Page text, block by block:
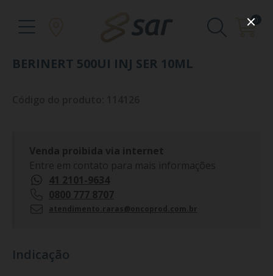
0
BERINERT 500UI INJ SER 10ML
Venda proibida via internet
Entre em contato para mais informações
41 2101-9634
0800 777 8707
atendimento.raras@oncoprod.com.br
Indicação